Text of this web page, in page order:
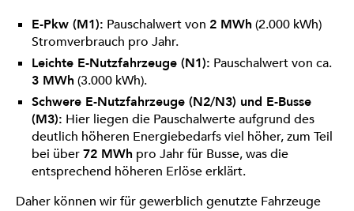
E-Pkw (M1): Pauschalwert von 2 MWh(2.000 kWh)
Stromverbrauch pro Jahr.
Leichte E-Nutzfahrzeuge (N1): Pauschalwert von ca.
3 MWh(3.000 kWh).
Schwere E-Nutzfahrzeuge (N2/N3) und E-Busse
(M3): Hier liegen die Pauschalwerte aufgrund des
deutlich höheren Energiebedarfs viel höher, zum Teil
bei über72 MWh pro Jahr für Busse, was die
entsprechend höheren Erlöse erklärt.
Daher können wir für gewerblich genutzte Fahrzeuge